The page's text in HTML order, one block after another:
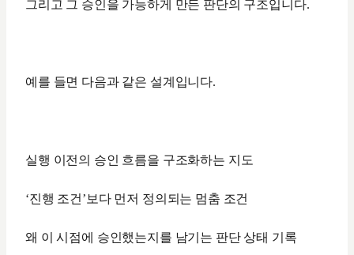
그리고 그 승인을 가능하게 만든 판단의 구조입니다.
예를 들면 다음과 같은 설계입니다.
실행 이전의 승인 흐름을 구조화하는 지도
‘진행 조건’보다 먼저 정의되는 멈춤 조건
왜 이 시점에 승인했는지를 남기는 판단 상태 기록